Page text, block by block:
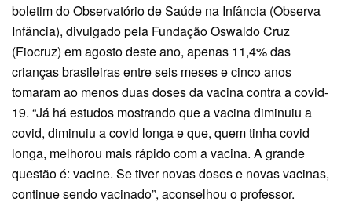
boletim do Observatório de Saúde na Infância (Observa
Infância), divulgado pela Fundação Oswaldo Cruz
(Fiocruz) em agosto deste ano, apenas 11,4% das
crianças brasileiras entre seis meses e cinco anos
tomaram ao menos duas doses da vacina contra a covid-
19. “Já há estudos mostrando que a vacina diminuiu a
covid, diminuiu a covid longa e que, quem tinha covid
longa, melhorou mais rápido com a vacina. A grande
questão é: vacine. Se tiver novas doses e novas vacinas,
continue sendo vacinado”, aconselhou o professor.